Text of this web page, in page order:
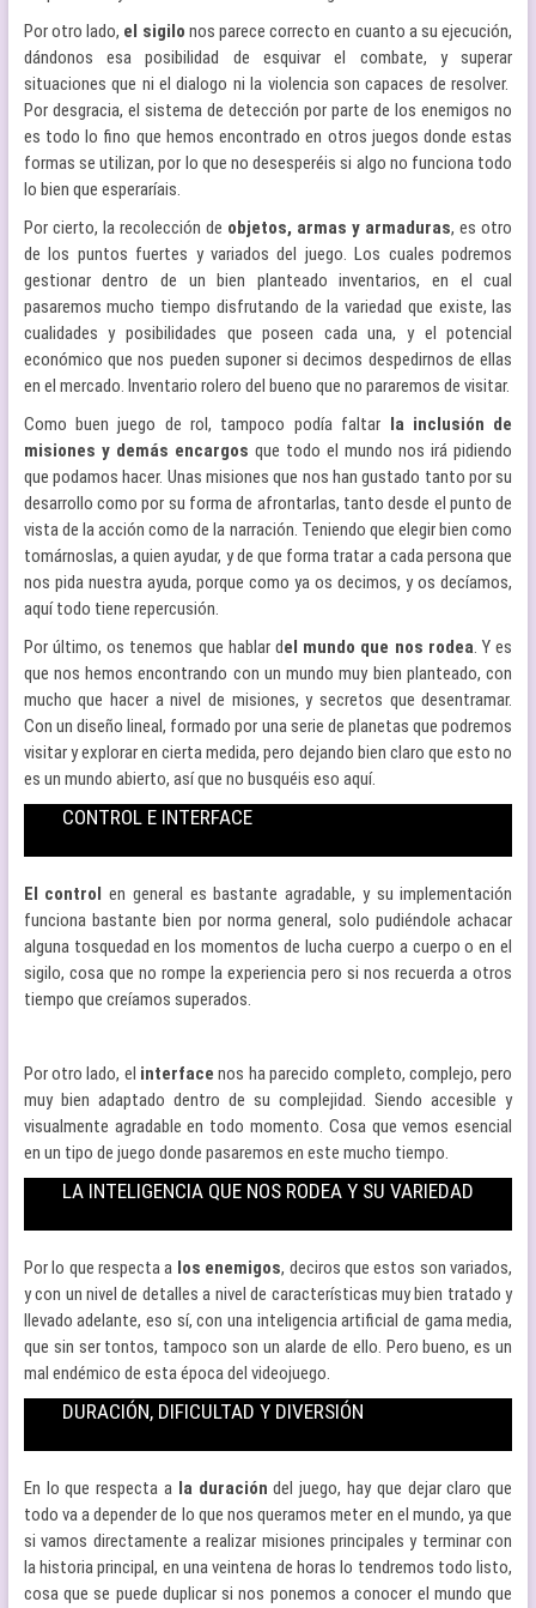
Por otro lado, el sigilo nos parece correcto en cuanto a su ejecución,
dándonos esa posibilidad de esquivar el combate, y superar
situaciones que ni el dialogo ni la violencia son capaces de resolver.
Por desgracia, el sistema de detección por parte de los enemigos no
es todo lo fino que hemos encontrado en otros juegos donde estas
formas se utilizan, por lo que no desesperéis si algo no funciona todo
lo bien que esperaríais.
Por cierto, la recolección de objetos, armas y armaduras, es otro
de los puntos fuertes y variados del juego. Los cuales podremos
gestionar dentro de un bien planteado inventarios, en el cual
pasaremos mucho tiempo disfrutando de la variedad que existe, las
cualidades y posibilidades que poseen cada una, y el potencial
económico que nos pueden suponer si decimos despedirnos de ellas
en el mercado. Inventario rolero del bueno que no pararemos de visitar.
Como buen juego de rol, tampoco podía faltar la inclusión de
misiones y demás encargos que todo el mundo nos irá pidiendo
que podamos hacer. Unas misiones que nos han gustado tanto por su
desarrollo como por su forma de afrontarlas, tanto desde el punto de
vista de la acción como de la narración. Teniendo que elegir bien como
tomárnoslas, a quien ayudar, y de que forma tratar a cada persona que
nos pida nuestra ayuda, porque como ya os decimos, y os decíamos,
aquí todo tiene repercusión.
Por último, os tenemos que hablar del mundo que nos rodea. Y es
que nos hemos encontrando con un mundo muy bien planteado, con
mucho que hacer a nivel de misiones, y secretos que desentramar.
Con un diseño lineal, formado por una serie de planetas que podremos
visitar y explorar en cierta medida, pero dejando bien claro que esto no
es un mundo abierto, así que no busquéis eso aquí.
CONTROL E INTERFACE
El control en general es bastante agradable, y su implementación
funciona bastante bien por norma general, solo pudiéndole achacar
alguna tosquedad en los momentos de lucha cuerpo a cuerpo o en el
sigilo, cosa que no rompe la experiencia pero si nos recuerda a otros
tiempo que creíamos superados.
Por otro lado, el interface nos ha parecido completo, complejo, pero
muy bien adaptado dentro de su complejidad. Siendo accesible y
visualmente agradable en todo momento. Cosa que vemos esencial
en un tipo de juego donde pasaremos en este mucho tiempo.
LA INTELIGENCIA QUE NOS RODEA Y SU VARIEDAD
Por lo que respecta a los enemigos, deciros que estos son variados,
y con un nivel de detalles a nivel de características muy bien tratado y
llevado adelante, eso sí, con una inteligencia artificial de gama media,
que sin ser tontos, tampoco son un alarde de ello. Pero bueno, es un
mal endémico de esta época del videojuego.
DURACIÓN, DIFICULTAD Y DIVERSIÓN
En lo que respecta a la duración del juego, hay que dejar claro que
todo va a depender de lo que nos queramos meter en el mundo, ya que
si vamos directamente a realizar misiones principales y terminar con
la historia principal, en una veintena de horas lo tendremos todo listo,
cosa que se puede duplicar si nos ponemos a conocer el mundo que